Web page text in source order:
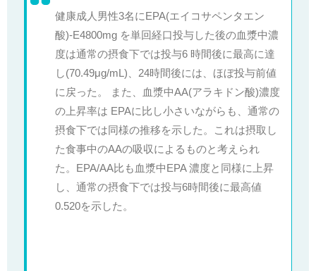
健康成人男性3名にEPA(エイコサペンタエン
酸)-E4800mg を単回経口投与した後の血漿中濃
度は通常の摂食下では投与6 時間後に最高に達
し(70.49μg/mL)、24時間後には、ほぼ投与前値
に戻った。 また、血漿中AA(アラキドン酸)濃度
の上昇率は EPAに比し小さいながらも、通常の
摂食下では同様の推移を示した。これは摂取し
た食事中のAAの吸収によるものと考えられ
た。EPA/AA比も血漿中EPA 濃度と同様に上昇
し、通常の摂食下では投与6時間後に最高値
0.520を示した。